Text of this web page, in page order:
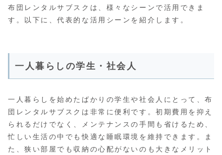
布団レンタルサブスクは、様々なシーンで活用できま
す。以下に、代表的な活用シーンを紹介します。
一人暮らしの学生・社会人
一人暮らしを始めたばかりの学生や社会人にとって、布
団レンタルサブスクは非常に便利です。初期費用を抑え
られるだけでなく、メンテナンスの手間も省けるため、
忙しい生活の中でも快適な睡眠環境を維持できます。ま
た、狭い部屋でも収納の心配がないのも大きなメリット